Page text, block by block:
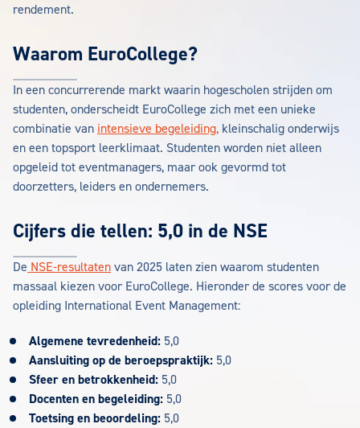
rendement.
Waarom EuroCollege?
In een concurrerende markt waarin hogescholen strijden om
studenten, onderscheidt EuroCollege zich met een unieke
combinatie van intensieve begeleiding, kleinschalig onderwijs
en een topsport leerklimaat. Studenten worden niet alleen
opgeleid tot eventmanagers, maar ook gevormd tot
doorzetters, leiders en ondernemers.
Cijfers die tellen: 5,0 in de NSE
De NSE-resultaten van 2025 laten zien waarom studenten
massaal kiezen voor EuroCollege. Hieronder de scores voor de
opleiding International Event Management:
Algemene tevredenheid: 5,0
Aansluiting op de beroepspraktijk: 5,0
Sfeer en betrokkenheid: 5,0
Docenten en begeleiding: 5,0
Toetsing en beoordeling: 5,0